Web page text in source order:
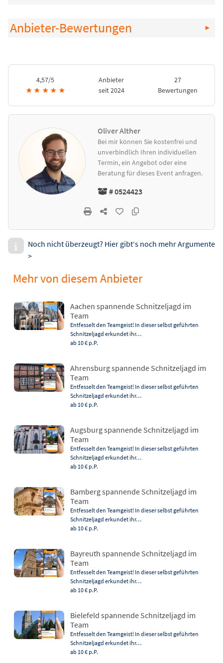
Anbieter-Bewertungen
4,57/5
★ ★ ★ ★ ★
Anbieter
seit 2024
27
Bewertungen
Oliver Alther
Bei mir können Sie kostenfrei und
unverbindlich Ihren individuellen
Termin, ein Angebot oder eine
Beratung für dieses Event anfragen.
# 0524423
Noch nicht überzeugt? Hier gibt‘s noch mehr Argumente
>
Mehr von diesem Anbieter
Aachen spannende Schnitzeljagd im
Team
Entfesselt den Teamgeist! In dieser selbst geführten
Schnitzeljagd erkundet ihr…
ab 10 € p.P.
Ahrensburg spannende Schnitzeljagd im
Team
Entfesselt den Teamgeist! In dieser selbst geführten
Schnitzeljagd erkundet ihr…
ab 10 € p.P.
Augsburg spannende Schnitzeljagd im
Team
Entfesselt den Teamgeist! In dieser selbst geführten
Schnitzeljagd erkundet ihr…
ab 10 € p.P.
Bamberg spannende Schnitzeljagd im
Team
Entfesselt den Teamgeist! In dieser selbst geführten
Schnitzeljagd erkundet ihr…
ab 10 € p.P.
Bayreuth spannende Schnitzeljagd im
Team
Entfesselt den Teamgeist! In dieser selbst geführten
Schnitzeljagd erkundet ihr…
ab 10 € p.P.
Bielefeld spannende Schnitzeljagd im
Team
Entfesselt den Teamgeist! In dieser selbst geführten
Schnitzeljagd erkundet ihr…
ab 10 € p.P.